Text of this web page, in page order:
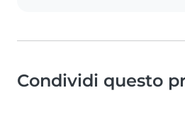
Condividi questo